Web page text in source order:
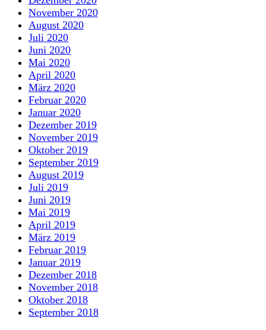
November 2020
August 2020
Juli 2020
Juni 2020
Mai 2020
April 2020
März 2020
Februar 2020
Januar 2020
Dezember 2019
November 2019
Oktober 2019
September 2019
August 2019
Juli 2019
Juni 2019
Mai 2019
April 2019
März 2019
Februar 2019
Januar 2019
Dezember 2018
November 2018
Oktober 2018
September 2018